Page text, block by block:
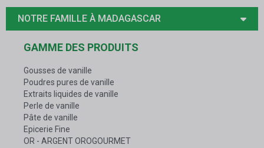
NOTRE FAMILLE À MADAGASCAR
GAMME DES PRODUITS
Gousses de vanille
Poudres pures de vanille
Extraits liquides de vanille
Perle de vanille
Pâte de vanille
Epicerie Fine
OR - ARGENT OROGOURMET